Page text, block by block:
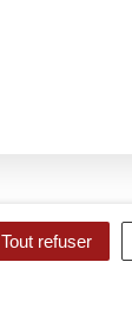
Tout refuser